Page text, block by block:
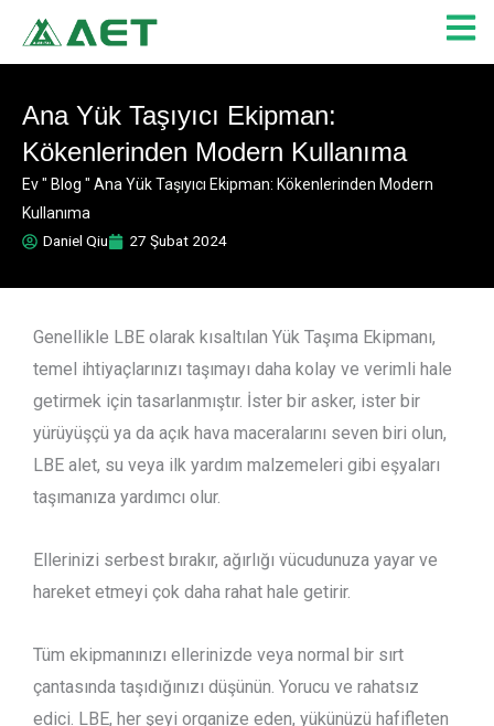
Ana Yük Taşıyıcı Ekipman:
Kökenlerinden Modern Kullanıma
Ev" Blog " Ana Yük Taşıyıcı Ekipman: Kökenlerinden Modern
Kullanıma
Daniel Qiu
27 Şubat 2024
Genellikle LBE olarak kısaltılan Yük Taşıma Ekipmanı,
temel ihtiyaçlarınızı taşımayı daha kolay ve verimli hale
getirmek için tasarlanmıştır. İster bir asker, ister bir
yürüyüşçü ya da açık hava maceralarını seven biri olun,
LBE alet, su veya ilk yardım malzemeleri gibi eşyaları
taşımanıza yardımcı olur.
Ellerinizi serbest bırakır, ağırlığı vücudunuza yayar ve
hareket etmeyi çok daha rahat hale getirir.
Tüm ekipmanınızı ellerinizde veya normal bir sırt
çantasında taşıdığınızı düşünün. Yorucu ve rahatsız
edici. LBE, her şeyi organize eden, yükünüzü hafifleten